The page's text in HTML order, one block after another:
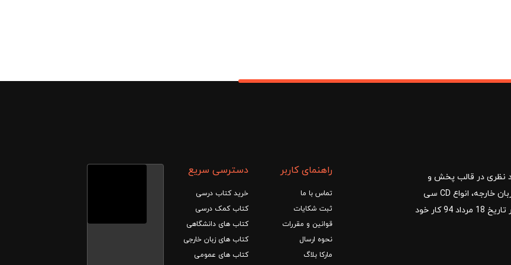
آقای وحید نظری در قالب پخش و
توزیع کتب درسی و کمک آموزشی، کتب دانشگاهی، کتابهای زبان خارجه، انواع CD سی
دی و DVD دی وی دی شروع کرد.فروشگاه آنلاین کتاب مارکا در تاریخ 18 مرداد 94 کار خود
راهنمای کاربر
تماس با ما
ثبت شکایات
قوانین و مقررات
نحوه ارسال
مارکا بلاگ
دسترسی سریع
خرید کتاب درسی
کتاب کمک درسی
کتاب های دانشگاهی
کتاب های زبان خارجی
کتاب های عمومی